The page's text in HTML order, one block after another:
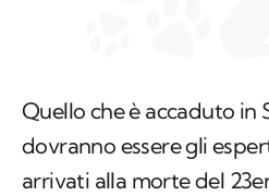
Quello che è accaduto in
dovranno essere gli
arrivati alla morte del